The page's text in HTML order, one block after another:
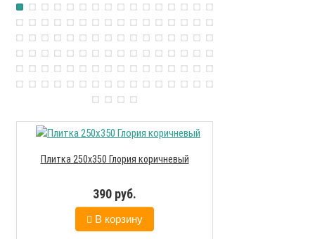
Плитка 250х350 Глория коричневый
390 руб.
В корзину